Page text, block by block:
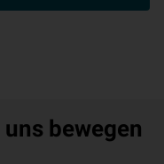
uns bewegen